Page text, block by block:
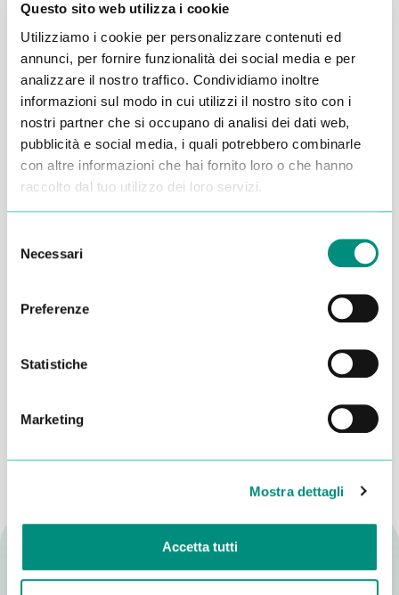
Questo sito web utilizza i cookie
Utilizziamo i cookie per personalizzare contenuti ed
annunci, per fornire funzionalità dei social media e per
analizzare il nostro traffico. Condividiamo inoltre
informazioni sul modo in cui utilizzi il nostro sito con i
nostri partner che si occupano di analisi dei dati web,
pubblicità e social media, i quali potrebbero combinarle
con altre informazioni che hai fornito loro o che hanno
raccolto dal tuo utilizzo dei loro servizi.
delNecessari
Preferenze
Statistiche
Marketing
Mostra dettagli
Accetta tutti
miei dati per essere ricontattato